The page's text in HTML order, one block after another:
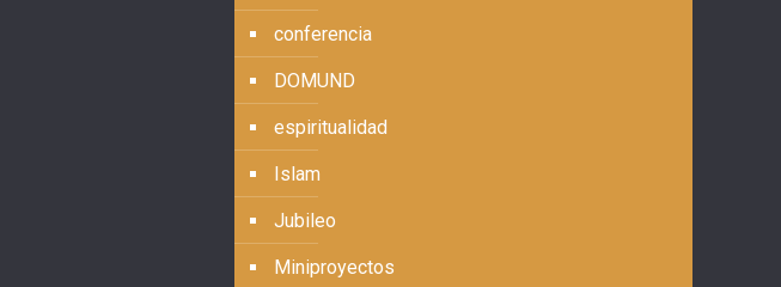
conferencia
DOMUND
espiritualidad
Islam
Jubileo
Miniproyectos